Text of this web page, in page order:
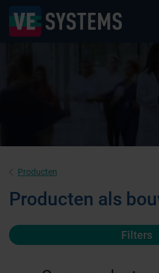
Producten
Producten als
Filters